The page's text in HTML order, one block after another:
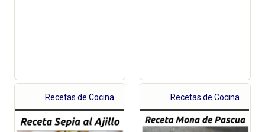
Recetas de Cocina Recetas de Cocina